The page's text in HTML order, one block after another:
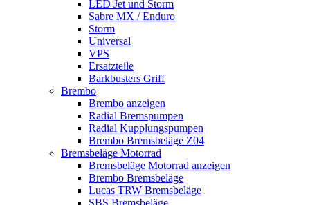
LED Jet und Storm
Sabre MX / Enduro
Storm
Universal
VPS
Ersatzteile
Barkbusters Griff
Brembo
Brembo anzeigen
Radial Bremspumpen
Radial Kupplungspumpen
Brembo Bremsbeläge Z04
Bremsbeläge Motorrad
Bremsbeläge Motorrad anzeigen
Brembo Bremsbeläge
Lucas TRW Bremsbeläge
SBS Bremsbeläge